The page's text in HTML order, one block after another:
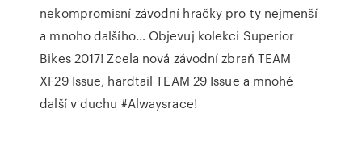
nekompromisní závodní hračky pro ty nejmenší
a mnoho dalšího… Objevuj kolekci Superior
Bikes 2017! Zcela nová závodní zbraň TEAM
XF29 Issue, hardtail TEAM 29 Issue a mnohé
další v duchu #Alwaysrace!